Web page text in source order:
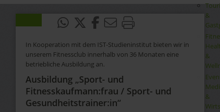
&
&
&
In Kooperation mit dem IST-Studieninstitut bieten wir in
unserem Fitnessclub innerhalb von 36 Monaten eine
betriebliche Ausbildung an.
Ausbildung „Sport- und
Fitnesskaufmann:frau / Sport- und
Gesundheitstrainer:in“